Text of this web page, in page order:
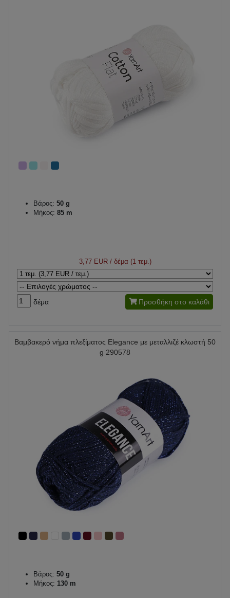
Βάρος: 50 g
Μήκος: 85 m
3,77 EUR/ δέμα (1 τεμ.)
δέμα Προσθήκη στο καλάθι
Βαμβακερό νήμα πλεξίματος Elegance με μεταλλιζέ κλωστή 50
g 290578
Βάρος: 50 g
Μήκος: 130 m